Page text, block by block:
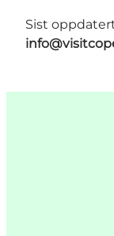
Sist